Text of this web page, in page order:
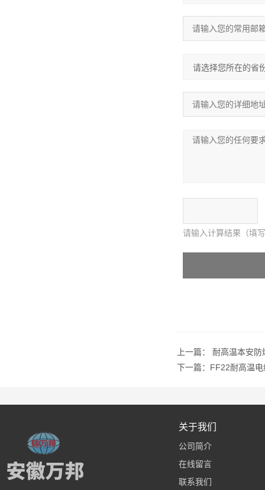
请输入计算结果（填
上一篇： 耐高温本安防
下一篇： FF22耐高温电
关于我们
公司简介
在线留言
联系我们